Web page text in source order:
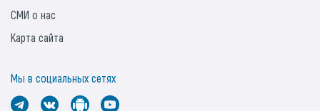
СМИ о нас
Карта сайта
Мы в социальных сетях